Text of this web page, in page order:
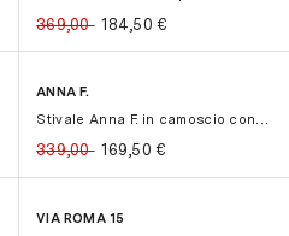
369,00 184,50€
-50%
-50%
ANNA F.
Stivale Anna F. in camoscio con tac...
339,00 169,50€
-20%
-20%
VIA ROMA 15